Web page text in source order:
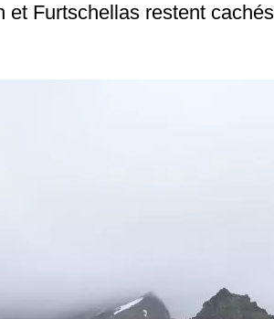
et Furtschellas restent